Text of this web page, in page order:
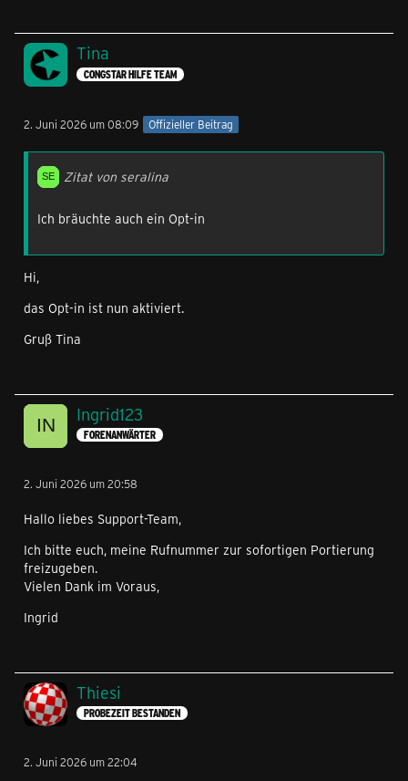
Tina
CONGSTAR HILFE TEAM
2. Juni 2026 um 08:09 Offizieller Beitrag
Zitat von seralina
Ich bräuchte auch ein Opt-in
Hi,
das Opt-in ist nun aktiviert.
Gruß Tina
Ingrid123
FORENANWÄRTER
2. Juni 2026 um 20:58
Hallo liebes Support-Team,
Ich bitte euch, meine Rufnummer zur sofortigen Portierung
freizugeben.
Vielen Dank im Voraus,
Ingrid
Thiesi
PROBEZEIT BESTANDEN
2. Juni 2026 um 22:04